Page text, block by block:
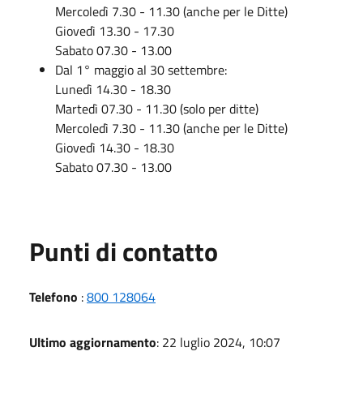
Mercoledì 7.30 - 11.30 (anche per le Ditte)
Giovedì 13.30 - 17.30
Sabato 07.30 - 13.00
Dal 1° maggio al 30 settembre:
Lunedì 14.30 - 18.30
Martedì 07.30 - 11.30 (solo per ditte)
Mercoledì 7.30 - 11.30 (anche per le Ditte)
Giovedì 14.30 - 18.30
Sabato 07.30 - 13.00
Punti di contatto
Telefono :800 128064
Ultimo aggiornamento: 22 luglio 2024, 10:07